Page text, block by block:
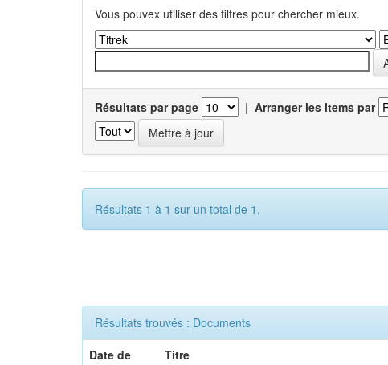
Vous pouvex utiliser des filtres pour chercher mieux.
Résultats par page | Arranger les items par
Résultats 1 à 1 sur un total de 1.
Résultats trouvés : Documents
Date de
Titre